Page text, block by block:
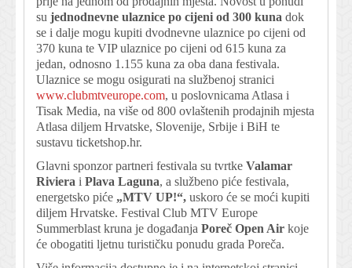
su jednodnevne ulaznice po cijeni od 300 kuna dok
se i dalje mogu kupiti dvodnevne ulaznice po cijeni od
370 kuna te VIP ulaznice po cijeni od 615 kuna za
jedan, odnosno 1.155 kuna za oba dana festivala.
Ulaznice se mogu osigurati na službenoj stranici
www.clubmtveurope.com, u poslovnicama Atlasa i
Tisak Media, na više od 800 ovlaštenih prodajnih mjesta
Atlasa diljem Hrvatske, Slovenije, Srbije i BiH te
sustavu ticketshop.hr.
Glavni sponzor partneri festivala su tvrtke Valamar
Riviera i Plava Laguna, a službeno piće festivala,
energetsko piće „MTV UP!“, uskoro će se moći kupiti
diljem Hrvatske. Festival Club MTV Europe
Summerblast kruna je događanja Poreč Open Air koje
će obogatiti ljetnu turističku ponudu grada Poreča.